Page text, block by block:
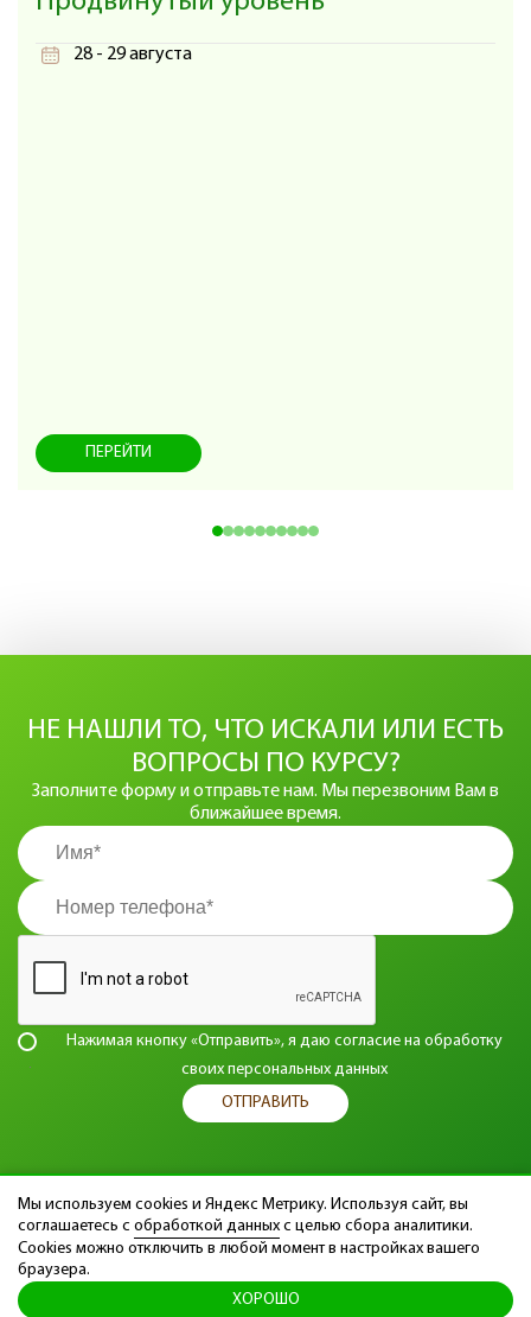
28 - 29 августа
ПЕРЕЙТИ
НЕ НАШЛИ ТО, ЧТО ИСКАЛИ ИЛИ ЕСТЬ
ВОПРОСЫ ПО КУРСУ?
Заполните форму и отправьте нам. Мы перезвоним Вам в
ближайшее время.
Нажимая кнопку «Отправить», я даю согласие на обработку
своих персональных данных
ОТПРАВИТЬ
© 2014 - 2026 Учебный центр профессионального массажа «Секрет».
Курсы обучения, семинары и мастер-классы.
Мы используем cookies и Яндекс Метрику. Используя сайт, вы
соглашаетесь с обработкой данных с целью сбора аналитики.
Cookies можно отключить в любой момент в настройках вашего
браузера.
ХОРОШО